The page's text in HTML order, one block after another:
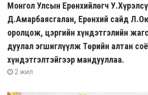
Монгол Улсын Ерөнхийлөгч
Д.Амарбаясгалан, Ерөнхий сайд
оролцож, цэргийн хүндэтгэлийн
дуулал эгшиглүүлж Төрийн алтан
хүндэтгэлтэйгээр мандууллаа.
2 жил